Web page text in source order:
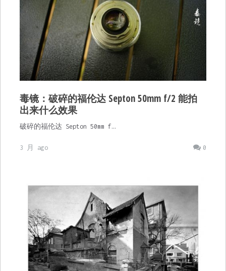
毒镜：破碎的福伦达 Septon 50mm f/2 能拍
出来什么效果
破碎的福伦达 Septon 50mm f…
0
3 月 ago